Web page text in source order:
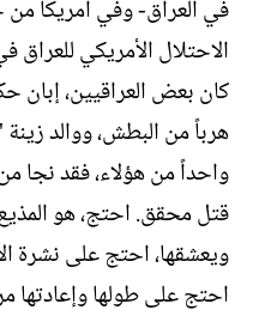
في العراق- وفي أمريكا من
الاحتلال الأمريكي للعراق في
كان بعض العراقيين، إبان
هرباً من البطش، ووالد
واحداً من هؤلاء، فقد
قتل محقق. احتج، هو المذيع
ويعشقها، احتج على نشرة
احتج على طولها وإعادتها